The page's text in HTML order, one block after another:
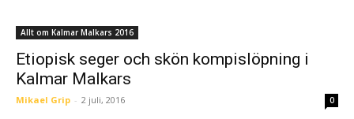
Allt om Kalmar Malkars 2016
Etiopisk seger och skön kompislöpning i
Kalmar Malkars
Mikael Grip - 2 juli, 2016 0